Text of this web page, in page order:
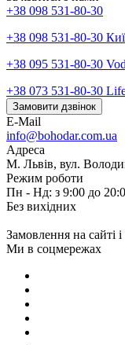
+38 098 531-80-30
+38 098 531-80-30
+38 095 531-80-30
+38 073 531-80-30
Замовити дзвінок
E-Mail
info@bohodar.com.ua
Адреса
М. Львів, вул.
Режим роботи
Пн - Нд: з 9:00 до
Без вихідних
Замовлення на сайті
Ми в соцмережах